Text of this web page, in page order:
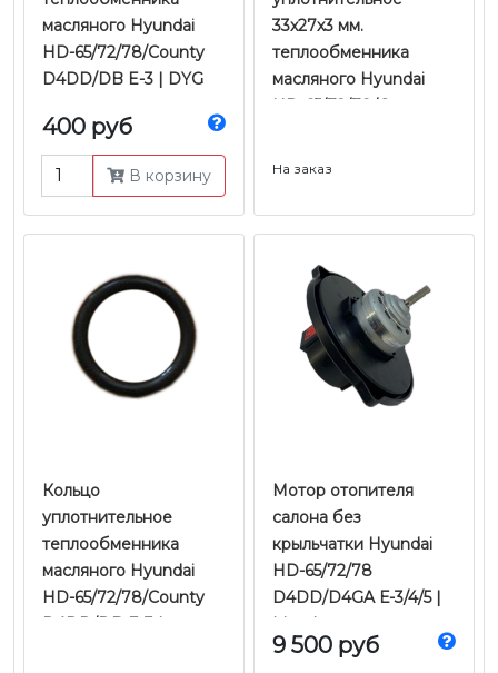
масляного Hyundai
HD-65/72/78/County
D4DD/DB E-3 | DYG
400 руб
В корзину
33x27x3 мм.
теплообменника
масляного Hyundai
HD-65/72/78/County
На заказ
Кольцо
уплотнительное
теплообменника
масляного Hyundai
HD-65/72/78/County
D4DD/DB E-3 |
Мотор отопителя
салона без
крыльчатки Hyundai
HD-65/72/78
D4DD/D4GA Е-3/4/5 |
Mando
9 500 руб